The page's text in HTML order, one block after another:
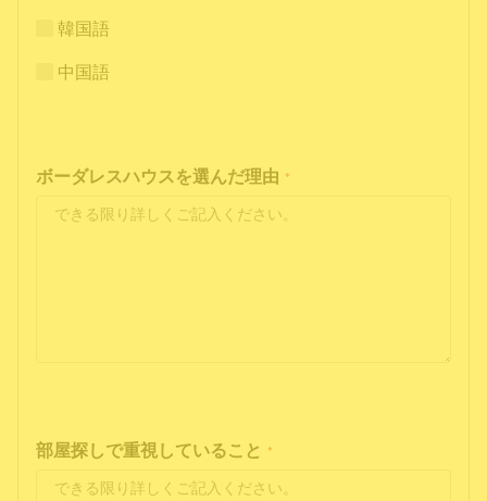
韓国語
中国語
ボーダレスハウスを選んだ理由 *
部屋探しで重視していること *